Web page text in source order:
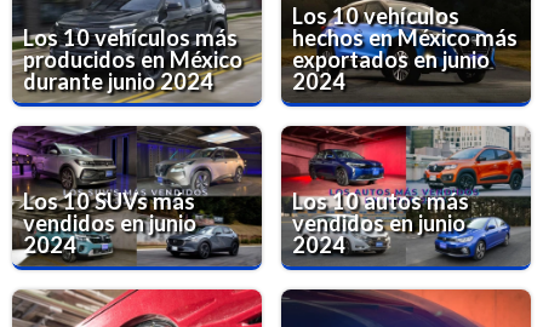
Los 10 vehículos más
producidos en México
durante junio 2024
Los 10 vehículos
hechos en México más
exportados en junio
2024
Los 10 SUVs más
vendidos en junio
2024
Los 10 autos más
vendidos en junio
2024